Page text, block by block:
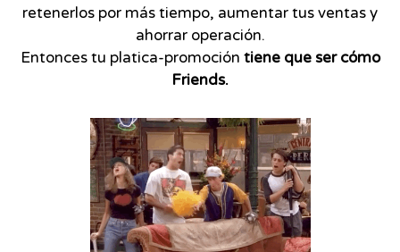
retenerlos por más tiempo, aumentar tus ventas y
ahorrar operación.
Entonces tu platica-promoción tiene que ser cómo
Friends.